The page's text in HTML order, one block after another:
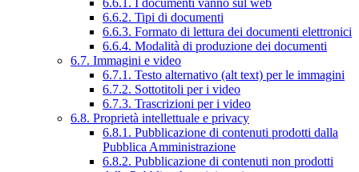
6.6.2. Tipi di documenti
6.6.3. Formato di lettura dei documenti elettronici
6.6.4. Modalità di produzione dei documenti
6.7. Immagini e video
6.7.1. Testo alternativo (alt text) per le immagini
6.7.2. Sottotitoli per i video
6.7.3. Trascrizioni per i video
6.8. Proprietà intellettuale e privacy
6.8.1. Pubblicazione di contenuti prodotti dalla
Pubblica Amministrazione
6.8.2. Pubblicazione di contenuti non prodotti